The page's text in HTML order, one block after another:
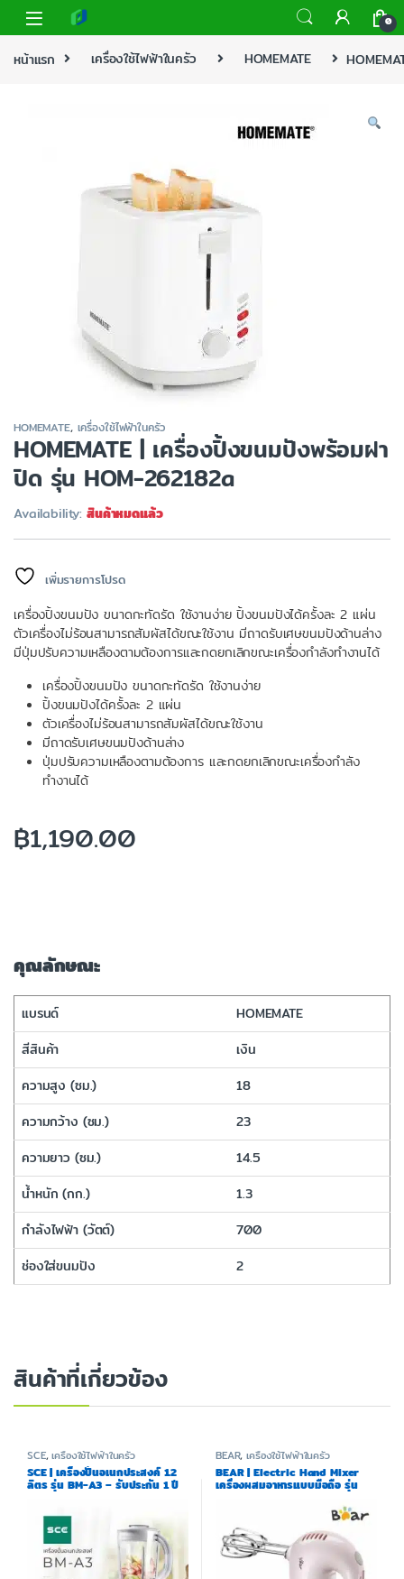
0
หน้าแรก เครื่องใช้ไฟฟ้าในครัว HOMEMATE
HOMEMATE, เครื่องใช้ไฟฟ้าในครัว
HOMEMATE | เครื่องปิ้งขนมปังพร้อมฝา
ปิด รุ่น HOM-262182a
Availability:สินค้าหมดแล้ว
เพิ่มรายการโปรด
เครื่องปิ้งขนมปัง ขนาดกะทัดรัด ใช้งานง่าย ปิ้งขนมปังได้ครั้งละ 2 แผ่น
ตัวเครื่องไม่ร้อนสามารถสัมผัสได้ขณะใช้งาน มีถาดรับเศษขนมปังด้านล่าง
มีปุ่มปรับความเหลืองตามต้องการและกดยกเลิกขณะเครื่องกำลังทำงานได้
เครื่องปิ้งขนมปัง ขนาดกะทัดรัด ใช้งานง่าย
ปิ้งขนมปังได้ครั้งละ 2 แผ่น
ตัวเครื่องไม่ร้อนสามารถสัมผัสได้ขณะใช้งาน
มีถาดรับเศษขนมปังด้านล่าง
ปุ่มปรับความเหลืองตามต้องการ และกดยกเลิกขณะเครื่องกำลัง
ทำงานได้
฿1,190.00
สินค้าที่เกี่ยวข้อง
SCE,เครื่องใช้ไฟฟ้าในครัว
SCE | เครื่องปั่นอเนกประสงค์ 1.2
ลิตร รุ่น BM-A3 – รับประกัน 1 ปี
BEAR,เครื่องใช้ไฟฟ้าในครัว
BEAR | Electric Hand Mixer
เครื่องผสมอาหารแบบมือถือ รุ่น
คุณลักษณะ
แบรนด์
HOMEMATE
สีสินค้า
เงิน
ความสูง (ซม.)
18
ความกว้าง (ซม.)
23
ความยาว (ซม.)
14.5
น้ำหนัก (กก.)
1.3
กำลังไฟฟ้า (วัตต์)
700
ช่องใส่ขนมปัง
2